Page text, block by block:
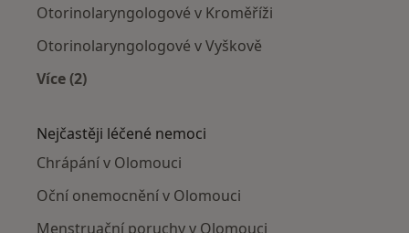
Otorinolaryngologové v Kroměříži
Otorinolaryngologové v Vyškově
Více (2)
Nejčastěji léčené nemoci
Chrápání v Olomouci
Oční onemocnění v Olomouci
Menstruační poruchy v Olomouci